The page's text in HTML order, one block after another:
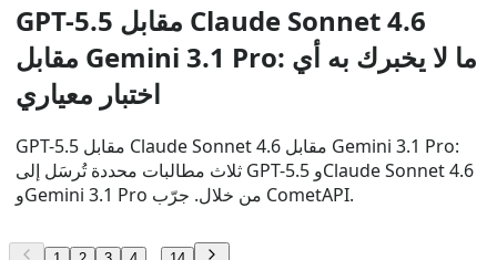
GPT-5.5 مقابل Claude Sonnet 4.6
مقابل Gemini 3.1 Pro: ما لا يخبرك به أي
اختبار معياري
GPT-5.5 مقابل Claude Sonnet 4.6 مقابل Gemini 3.1 Pro:
ثلاث مطالبات محددة تُرسَل إلى GPT-5.5 وClaude Sonnet 4.6
وGemini 3.1 Pro من خلال. جرّب CometAPI.